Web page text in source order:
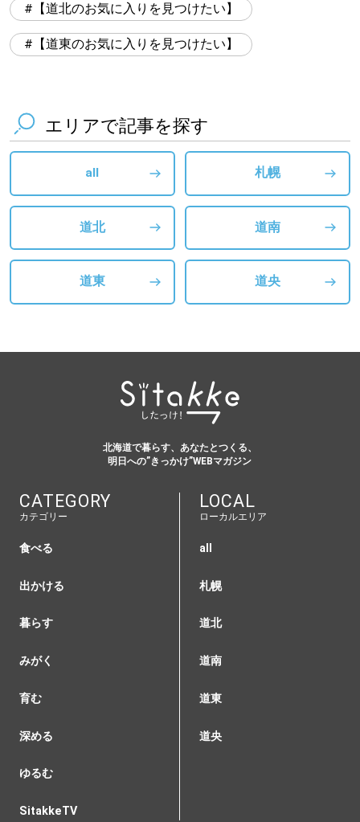
【道北のお気に入りを見つけたい】
【道東のお気に入りを見つけたい】
エリアで記事を探す
all 札幌
道北 道南
道東 道央
北海道で暮らす、あなたとつくる、
明日への”きっかけ”WEBマガジン
CATEGORY
カテゴリー
食べる
出かける
暮らす
みがく
育む
深める
ゆるむ
SitakkeTV
LOCAL
ローカルエリア
all
札幌
道北
道南
道東
道央